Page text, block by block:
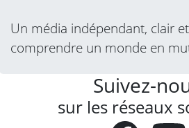
Un média indépendant, clair
comprendre un monde en
Suivez-
sur les réseaux